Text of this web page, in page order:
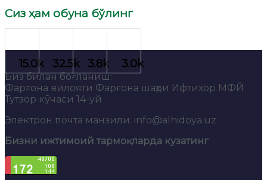
Сиз ҳам обуна бўлинг
Биз билан боғланиш:
Фарғона вилояти Фарғона шаҳри Ифтихор МФЙ
Тутзор кўчаси 14-уй
Электрон почта манзили: info@alhidoya.uz
Бизни ижтимоий тармоқларда кузатинг